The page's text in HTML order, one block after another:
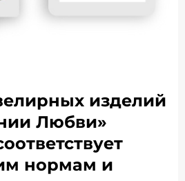
изделий
Любви»
нормам и